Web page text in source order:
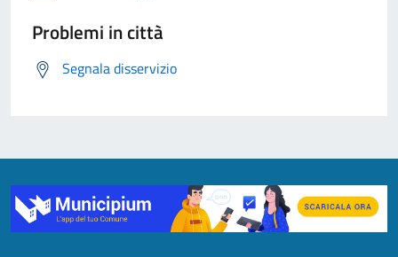
Problemi in città
Segnala disservizio